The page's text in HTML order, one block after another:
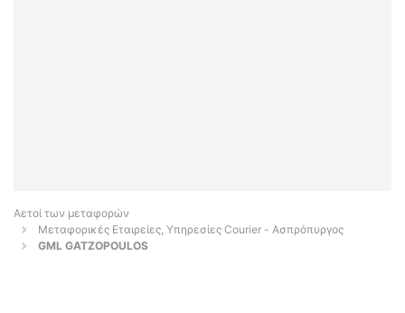
Αετοί των μεταφορών
Μεταφορικές Εταιρείες, Υπηρεσίες Courier - Ασπρόπυργος
GML GATZOPOULOS